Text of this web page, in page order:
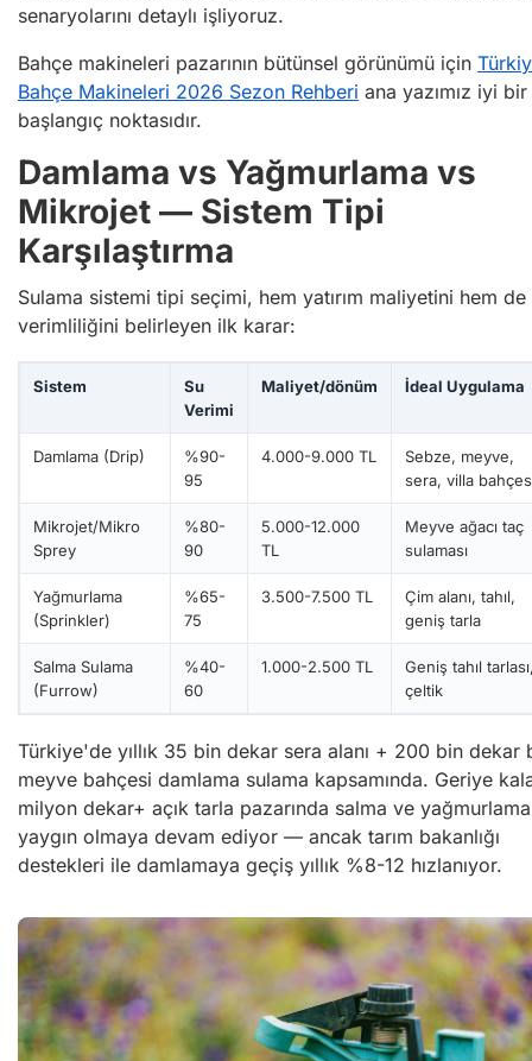
senaryolarını detaylı işliyoruz.
Bahçe makineleri pazarının bütünsel görünümü için
Bahçe Makineleri 2026 Sezon Rehberi ana yazımız iyi bir
başlangıç noktasıdır.
Damlama vs Yağmurlama vs
Mikrojet — Sistem Tipi
Karşılaştırma
Sulama sistemi tipi seçimi, hem yatırım maliyetini hem de
verimliliğini belirleyen ilk karar:
Sistem
Su
Verimi
Maliyet/dönüm İdeal Uygulama
Damlama (Drip)
%90-
95
4.000-9.000 TL
Sebze, meyve,
sera, villa
Mikrojet/Mikro
Sprey
%80-
90
5.000-12.000
TL
Meyve ağacı taç
sulaması
Yağmurlama
(Sprinkler)
%65-
75
3.500-7.500 TL
Çim alanı, tahıl,
geniş tarla
Salma Sulama
(Furrow)
%40-
60
1.000-2.500 TL
Geniş tahıl
çeltik
Türkiye'de yıllık 35 bin dekar sera alanı + 200 bin dekar
meyve bahçesi damlama sulama kapsamında. Geriye
milyon dekar+ açık tarla pazarında salma ve yağmurlama
yaygın olmaya devam ediyor — ancak tarım bakanlığı
destekleri ile damlamaya geçiş yıllık %8-12 hızlanıyor.